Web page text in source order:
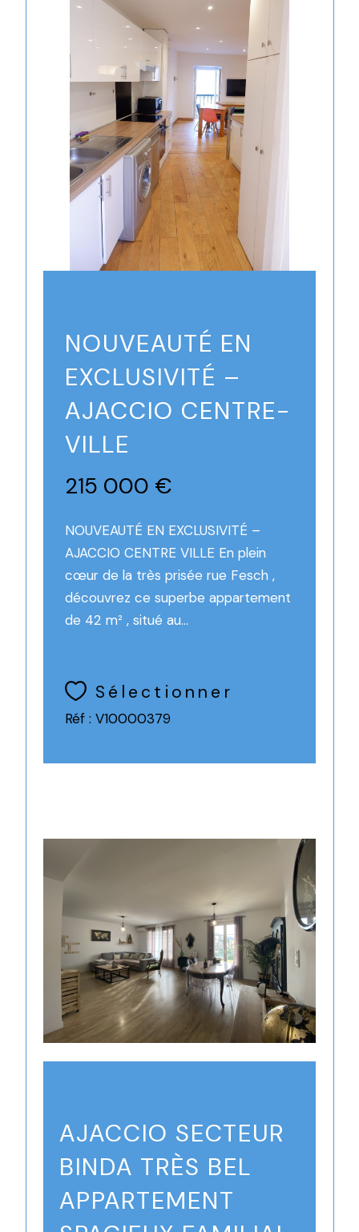
NOUVEAUTÉ EN
EXCLUSIVITÉ –
AJACCIO CENTRE-
VILLE
215 000 €
NOUVEAUTÉ EN EXCLUSIVITÉ –
AJACCIO CENTRE VILLE En plein
cœur de la très prisée rue Fesch ,
découvrez ce superbe appartement
de 42 m² , situé au...
Sélectionner
Réf : V10000379
AJACCIO SECTEUR
BINDA TRÈS BEL
APPARTEMENT